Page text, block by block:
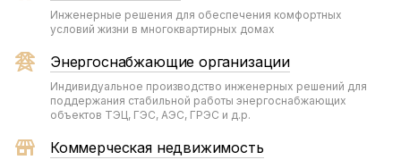
Инженерные решения для обеспечения комфортных
условий жизни в многоквартирных домах
Энергоснабжающие организации
Индивидуальное производство инженерных решений для
поддержания стабильной работы энергоснабжающих
объектов ТЭЦ, ГЭС, АЭС, ГРЭС и д.р.
Коммерческая недвижимость